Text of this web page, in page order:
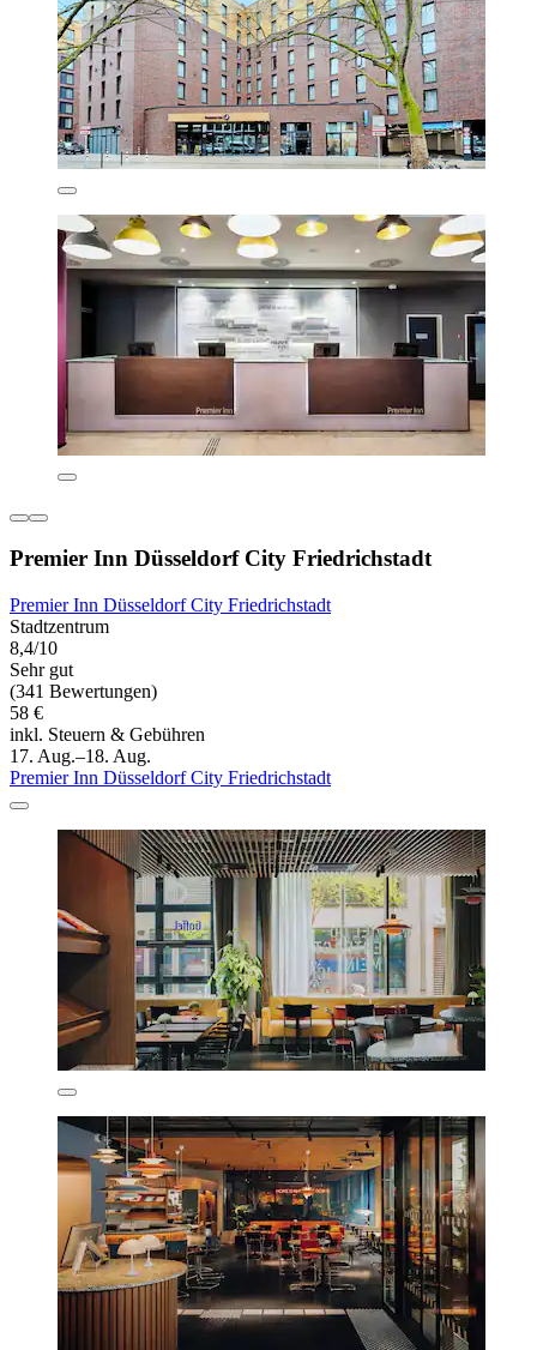
Premier Inn Düsseldorf City Friedrichstadt
Premier Inn Düsseldorf City Friedrichstadt
Stadtzentrum
8,4/10
Sehr gut
(341 Bewertungen)
58 €
inkl. Steuern & Gebühren
17. Aug.–18. Aug.
Premier Inn Düsseldorf City Friedrichstadt